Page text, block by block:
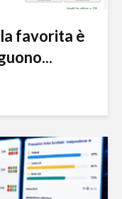
favorita è